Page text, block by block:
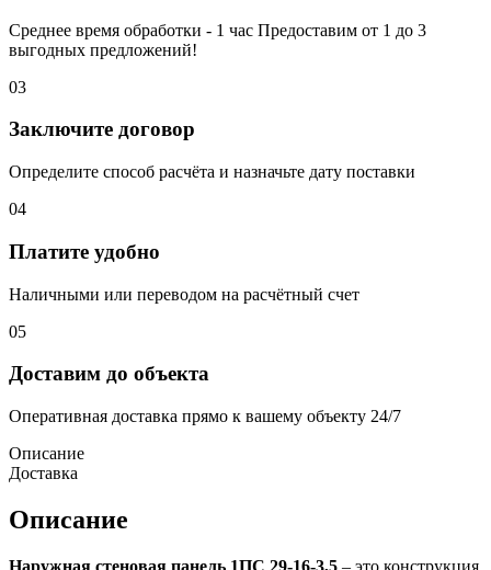
Среднее время обработки - 1 час Предоставим от 1 до 3
выгодных предложений!
03
Заключите договор
Определите способ расчёта и назначьте дату поставки
04
Платите удобно
Наличными или переводом на расчётный счет
05
Доставим до объекта
Оперативная доставка прямо к вашему объекту 24/7
Описание
Доставка
Описание
Наружная стеновая панель 1ПС 29-16-3,5 – это конструкция